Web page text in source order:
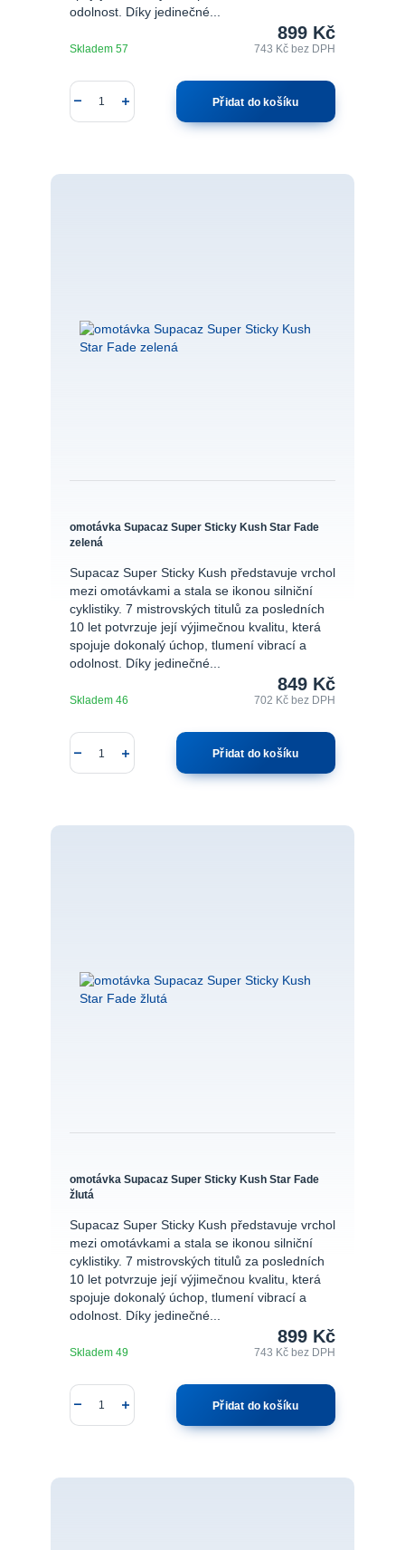
odolnost. Díky jedinečné...
899 Kč
743 Kčbez DPH
Skladem 57
Přidat do košíku
omotávka Supacaz Super Sticky Kush Star Fade
zelená
Supacaz Super Sticky Kush představuje vrchol
mezi omotávkami a stala se ikonou silniční
cyklistiky. 7 mistrovských titulů za posledních
10 let potvrzuje její výjimečnou kvalitu, která
spojuje dokonalý úchop, tlumení vibrací a
odolnost. Díky jedinečné...
849 Kč
702 Kč bez DPH
Skladem 46
Přidat do košíku
omotávka Supacaz Super Sticky Kush Star Fade
žlutá
Supacaz Super Sticky Kush představuje vrchol
mezi omotávkami a stala se ikonou silniční
cyklistiky. 7 mistrovských titulů za posledních
10 let potvrzuje její výjimečnou kvalitu, která
spojuje dokonalý úchop, tlumení vibrací a
odolnost. Díky jedinečné...
899 Kč
743 Kčbez DPH
Skladem 49
Přidat do košíku